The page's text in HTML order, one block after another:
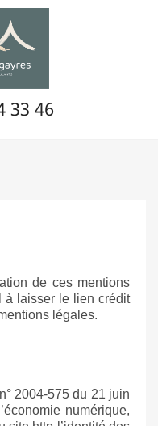
33 46
de ces mentions
à laisser le lien crédit
légales.
2004-575 du 21 juin
numérique,